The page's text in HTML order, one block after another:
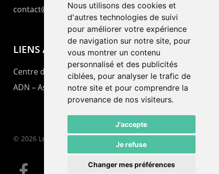
Nous utilisons des cookies et
d'autres technologies de suivi
pour améliorer votre expérience
de navigation sur notre site, pour
vous montrer un contenu
personnalisé et des publicités
ciblées, pour analyser le trafic de
notre site et pour comprendre la
provenance de nos visiteurs.
J'accepte
Je refuse
Changer mes préférences
contact@lepommier.ch
LIENS AMIS
Centre de culture ABC
ADN – Association Danse Neuchâtel
© 2026 Le Pommier.
facebook email